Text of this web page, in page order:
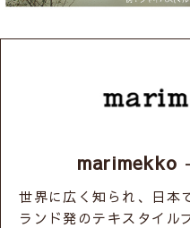
marimekko
世界に広く知られ、日本
ランド発のテキスタイル